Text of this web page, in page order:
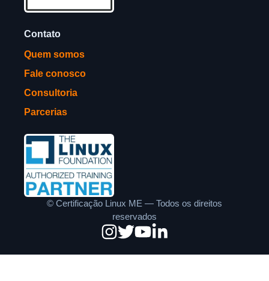
Contato
Quem somos
Fale conosco
Consultoria
Parcerias
© Certificação Linux ME — Todos os direitos
reservados